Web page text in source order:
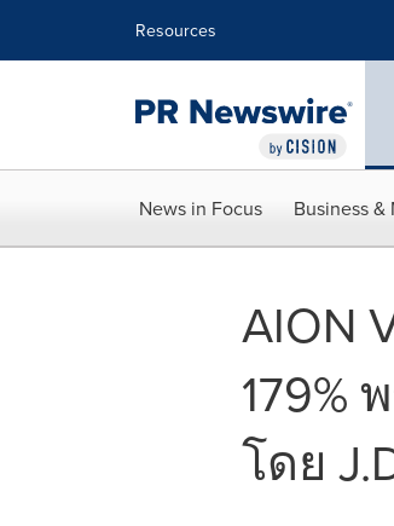
Resources
News in Focus Business &
AION
179%
โดย